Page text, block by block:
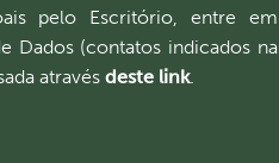
pelo Escritório, entre em
Dados (contatos indicados na
através deste link.